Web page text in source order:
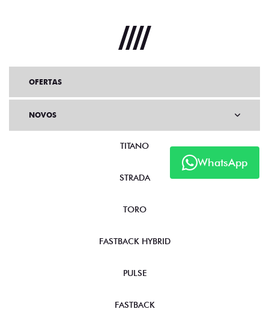
WhatsApp
OFERTAS
NOVOS
TITANO
STRADA
TORO
FASTBACK HYBRID
PULSE
FASTBACK